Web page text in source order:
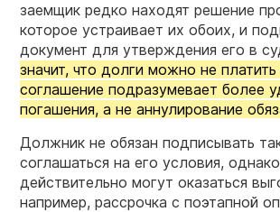
заемщик редко находят решение
которое устраивает их обоих, и
документ для утверждения его в
значит, что долги можно не
соглашение подразумевает более
погашения, а не аннулирование
Должник не обязан подписывать
соглашаться на его условия,
действительно могут оказаться
например, рассрочка с поэтапной